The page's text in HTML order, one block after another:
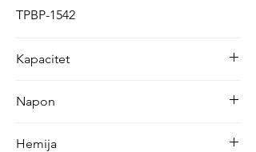
TPBP-1542
Kapacitet
Napon
Hemija